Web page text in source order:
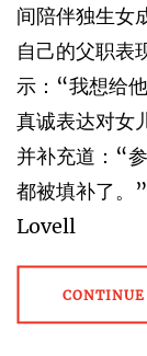
间陪伴独⽣⼥
⾃⼰的⽗职表
⽰：“我想给
真诚表达对⼥
并补充道：“
都被填补了。
Lovell